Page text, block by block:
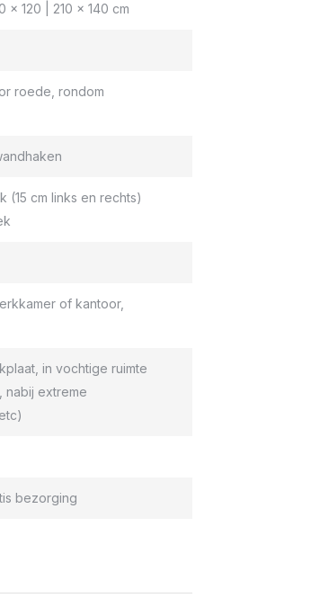
x 120 | 210 x 140 cm
roede, rondom
(15 cm links en rechts)
of kantoor,
in vochtige ruimte
nabij extreme
bezorging